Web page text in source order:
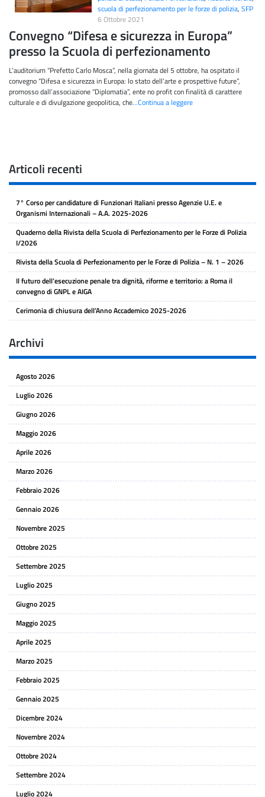
scuola di perfezionamento per le forze di polizia, SFP
6 Ottobre 2021
Convegno “Difesa e sicurezza in Europa”
presso la Scuola di perfezionamento
L’auditorium “Prefetto Carlo Mosca”, nella giornata del 5 ottobre, ha ospitato il
convegno “Difesa e sicurezza in Europa: lo stato dell’arte e prospettive future”,
promosso dall’associazione “Diplomatia”, ente no profit con finalità di carattere
culturale e di divulgazione geopolitica, che…Continua a leggere
Articoli recenti
7° Corso per candidature di Funzionari Italiani presso Agenzie U.E. e
Organismi Internazionali – A.A. 2025-2026
Quaderno della Rivista della Scuola di Perfezionamento per le Forze di Polizia
I/2026
Rivista della Scuola di Perfezionamento per le Forze di Polizia – N. 1 – 2026
Il futuro dell’esecuzione penale tra dignità, riforme e territorio: a Roma il
convegno di GNPL e AIGA
Cerimonia di chiusura dell’Anno Accademico 2025-2026
Archivi
Agosto 2026
Luglio 2026
Giugno 2026
Maggio 2026
Aprile 2026
Marzo 2026
Febbraio 2026
Gennaio 2026
Novembre 2025
Ottobre 2025
Settembre 2025
Luglio 2025
Giugno 2025
Maggio 2025
Aprile 2025
Marzo 2025
Febbraio 2025
Gennaio 2025
Dicembre 2024
Novembre 2024
Ottobre 2024
Settembre 2024
Luglio 2024